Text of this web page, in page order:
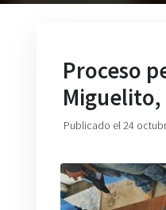
Proceso
Publicado el 24